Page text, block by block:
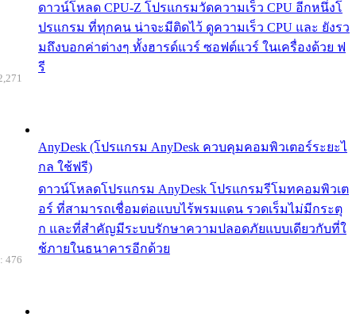
ดาวน์โหลด CPU-Z โปรแกรมวัดความเร็ว CPU อีกหนึ่งโ
ปรแกรม ที่ทุกคน น่าจะมีติดไว้ ดูความเร็ว CPU และ ยังรว
มถึงบอกค่าต่างๆ ทั้งฮารด์แวร์ ซอฟต์แวร์ ในเครื่องด้วย ฟ
รี
AnyDesk (โปรแกรม AnyDesk ควบคุมคอมพิวเตอร์ระยะไ
กล ใช้ฟรี)
ดาวน์โหลดโปรแกรม AnyDesk โปรแกรมรีโมทคอมพิวเต
อร์ ที่สามารถเชื่อมต่อแบบไร้พรมแดน รวดเร็มไม่มีกระตุ
ก และที่สำคัญมีระบบรักษาความปลอดภัยแบบเดียวกับที่ใ
ช้ภายในธนาคารอีกด้วย
476